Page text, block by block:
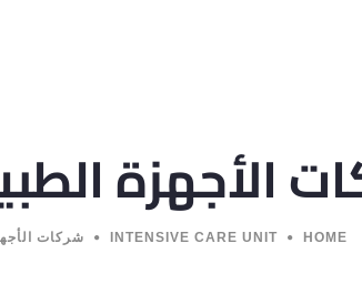
الأجهزة
HOME
INTENSIVE CARE UNIT شركات